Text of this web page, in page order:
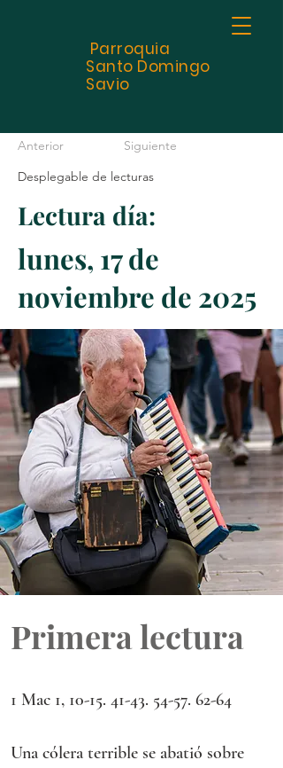
Parroquia
Santo Domingo
Savio
Anterior
Siguiente
Desplegable de lecturas
Lectura día:
lunes, 17 de
noviembre de 2025
Primera lectura
1 Mac 1, 10-15. 41-43. 54-57. 62-64
Una cólera terrible se abatió sobre